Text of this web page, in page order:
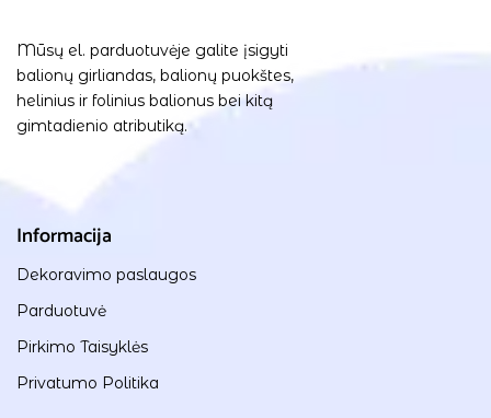
Mūsų el. parduotuvėje galite įsigyti
balionų girliandas, balionų puokštes,
helinius ir folinius balionus bei kitą
gimtadienio atributiką.
Informacija
Dekoravimo paslaugos
Parduotuvė
Pirkimo Taisyklės
Privatumo Politika